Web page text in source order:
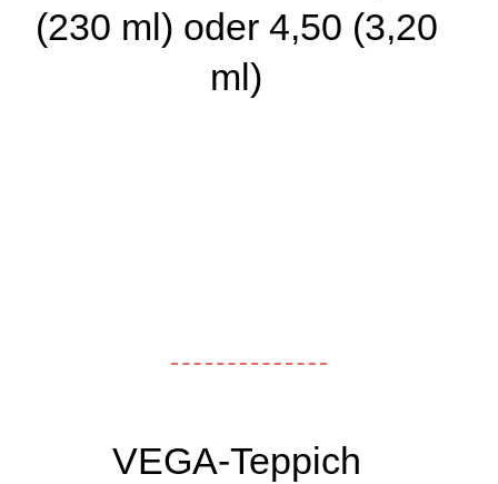
(230 ml) oder 4,50 (3,20
ml)
VEGA-Teppich